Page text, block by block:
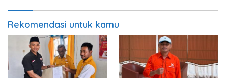
Rekomendasi untuk kamu